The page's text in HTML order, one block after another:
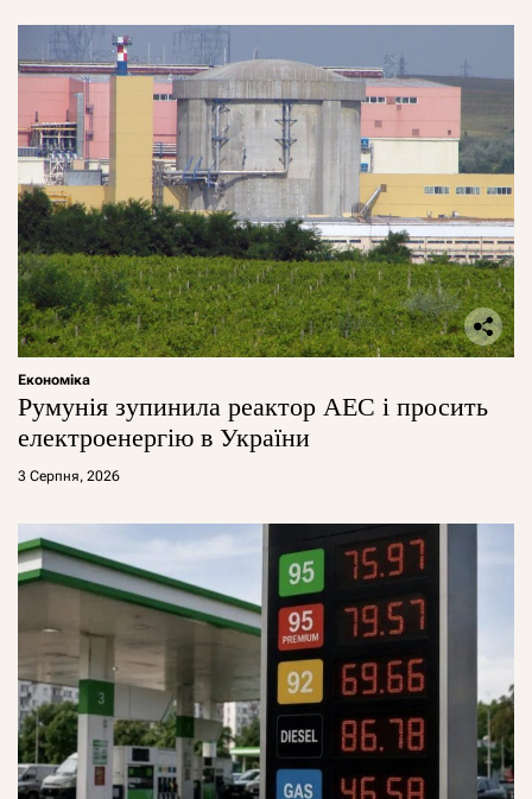
Економіка
Румунія зупинила реактор АЕС і просить
електроенергію в України
3 Серпня, 2026